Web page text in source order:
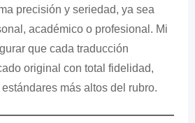
precisión y seriedad, ya sea
académico o profesional. Mi
que cada traducción
original con total fidelidad,
más altos del rubro.